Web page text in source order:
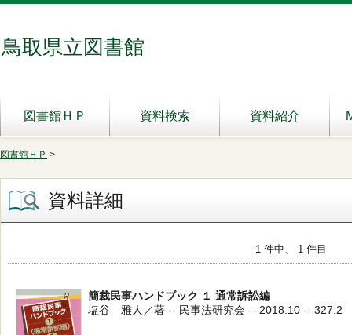
鳥取県立図書館
図書館ＨＰ 資料検索 資料紹介
図書館ＨＰ >
資料詳細
1 件中、 1 件目
簡裁民事ハンドブック １ 通常訴訟編
塩谷 雅人／著 -- 民事法研究会 -- 2018.10 -- 327.2